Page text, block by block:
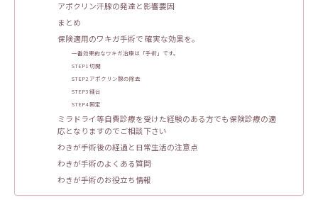
アポクリン汗腺の発達と影響要因
まとめ
保険適用のワキガ手術で 確実な効果を。
一番効果的なワキガ治療は「手術」です。
STEP1 切開
STEP2 アポクリン腺の除去
STEP3 縫合
STEP4 固定
ミラドライ等自費診療を受けた経験のある方でも保険診療の適
応となりますのでご相談下さい
わきが手術後の経過と日常生活の注意点
わきが手術のよくある質問
わきが手術のお役立ち情報